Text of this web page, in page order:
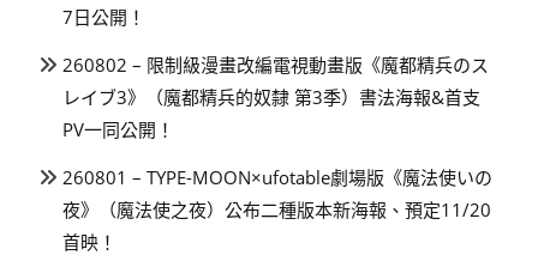
7日公開！
260802 – 限制級漫畫改編電視動畫版《魔都精兵のス
レイブ3》（魔都精兵的奴隸 第3季）書法海報&首支
PV一同公開！
260801 – TYPE-MOON×ufotable劇場版《魔法使いの
夜》（魔法使之夜）公布二種版本新海報、預定11/20
首映！